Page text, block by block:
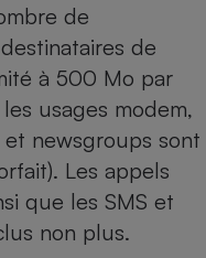
de
de
à 500 Mo par
usages modem,
newsgroups sont
Les appels
que les SMS et
non plus.
Plaque de cuisson à
induction
Téléphone mobile -
Smartphone
Radiateur électrique